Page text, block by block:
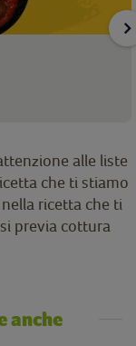
alle liste
che ti stiamo
ricetta che ti
previa cottura
anche